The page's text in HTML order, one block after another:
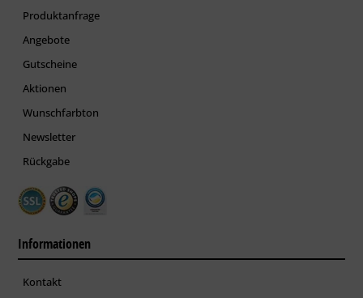
Produktanfrage
Angebote
Gutscheine
Aktionen
Wunschfarbton
Newsletter
Rückgabe
Informationen
Kontakt